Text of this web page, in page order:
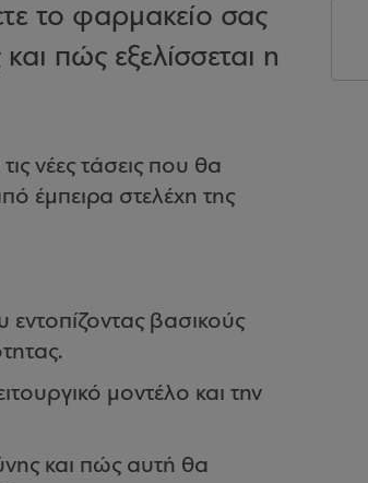
το φαρμακείο σας
πώς εξελίσσεται η
νέες τάσεις που θα
έμπειρα στελέχη της
βασικούς
μοντέλο και την
και πώς αυτή θα